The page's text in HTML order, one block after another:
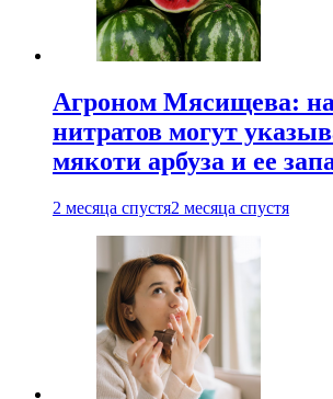
Агроном Мясищева:
нитратов могут
мякоти арбуза и ее
2 месяца спустя2 месяца спустя